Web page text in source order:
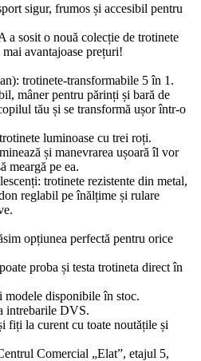
sigur, frumos și accesibil pentru
sosit o nouă colecție de trotinete
avantajoase prețuri!
trotinete-transformabile 5 în 1.
mâner pentru părinți și bară de
tău și se transformă ușor într-o
luminoase cu trei roți.
și manevrarea ușoară îl vor
meargă pe ea.
trotinete rezistente din metal,
reglabil pe înălțime și rulare
opțiunea perfectă pentru orice
proba și testa trotineta direct în
modele disponibile în stoc.
intrebarile DVS.
fiți la curent cu toate noutățile și
Comercial „Elat”, etajul 5,